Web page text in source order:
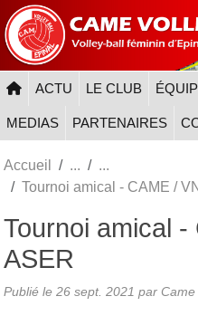
ACTU LE CLUB
MEDIAS PARTENAIRES
Accueil
Tournoi amical - CAME /
Tournoi amical
ASER
Publié le 26 sept. 2021 par Came
Panneau de gestion des